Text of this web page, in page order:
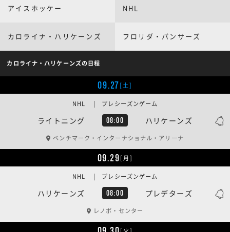
アイスホッケー NHL
カロライナ・ハリケーンズ フロリダ・パンサーズ
カロライナ・ハリケーンズの日程
09.27[土]
ライトニング 08:00 ハリケーンズ
NHL | プレシーズンゲーム
ベンチマーク・インターナショナル・アリーナ
09.29[月]
ハリケーンズ 08:00 プレデターズ
NHL | プレシーズンゲーム
レノボ・センター